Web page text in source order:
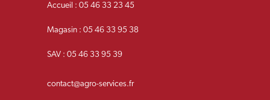
Accueil : 05 46 33 23 45
Magasin : 05 46 33 95 38
SAV : 05 46 33 95 39
contact@agro-services.fr